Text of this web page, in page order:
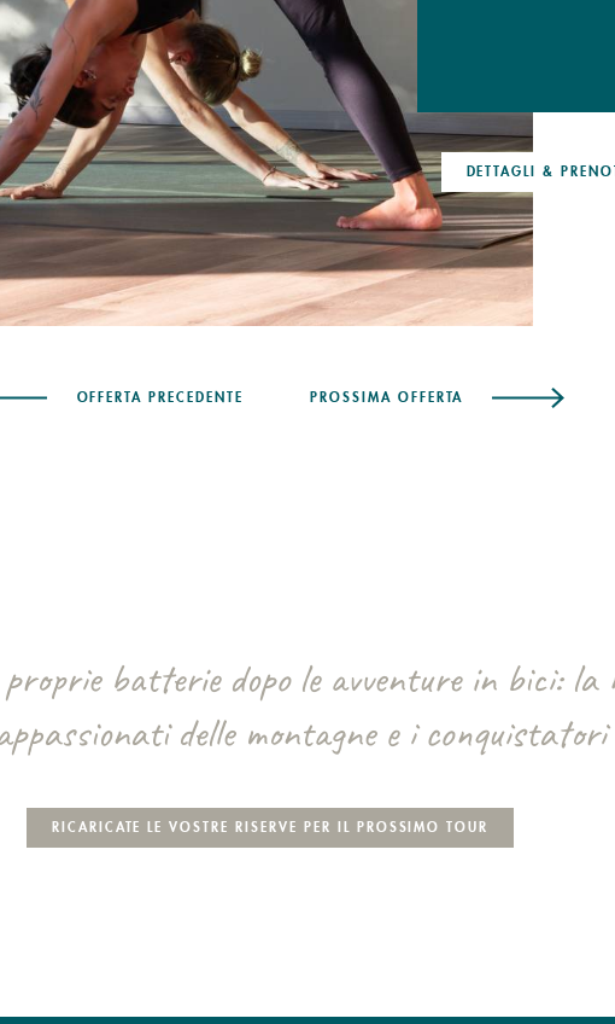
DETTAGLI & PRENOTARE DETTAGLI &
OFFERTA PRECEDENTE PROSSIMA OFFERTA
batterie dopo le avventure in bici: la
delle montagne e i conquistatori
RICARICATE LE VOSTRE RISERVE PER IL PROSSIMO TOUR